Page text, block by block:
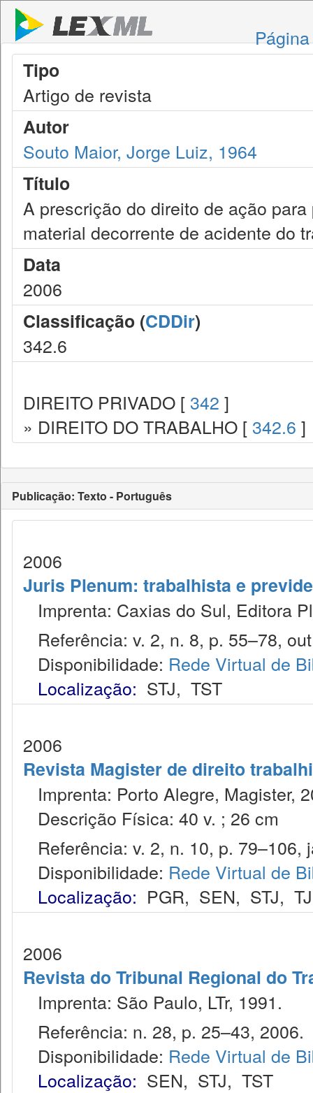
Tipo
Artigo de revista
Autor
Souto Maior, Jorge Luiz, 1964
Título
A prescrição do direito de ação
material decorrente de acidente do
Data
2006
Classificação (CDDir)
342.6
DIREITO PRIVADO [ 342 ]
» DIREITO DO TRABALHO [ 342.6 ]
Publicação: Texto - Português
2006
Juris Plenum: trabalhista e
Imprenta: Caxias do Sul, Editora
Referência: v. 2, n. 8, p. 55–78,
Disponibilidade: Rede Virtual de
Localização: STJ, TST
2006
Revista Magister de direito
Imprenta: Porto Alegre, Magister,
Descrição Física: 40 v. ; 26 cm
Referência: v. 2, n. 10, p. 79–106,
Disponibilidade: Rede Virtual de
Localização: PGR, SEN, STJ,
2006
Revista do Tribunal Regional do
Imprenta: São Paulo, LTr, 1991.
Referência: n. 28, p. 25–43, 2006.
Disponibilidade: Rede Virtual de
Localização: SEN, STJ, TST